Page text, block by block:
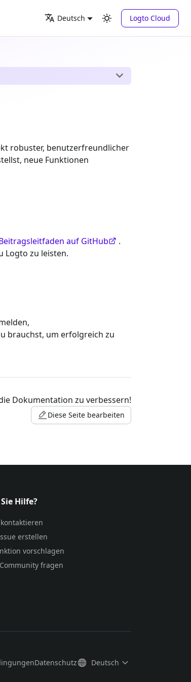
Deutsch Logto Cloud
robuster, benutzerfreundlicher
neue Funktionen
auf GitHub
.
Logto zu leisten.
brauchst, um erfolgreich zu
Dokumentation zu verbessern!
Diese Seite bearbeiten
Hilfe?
erstellen
vorschlagen
fragen
Datenschutz Deutsch